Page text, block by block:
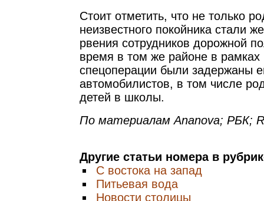
Стоит отметить, что не только
неизвестного покойника стали
рвения сотрудников дорожной
время в том же районе в
спецоперации были задержаны
автомобилистов, в том числе
детей в школы.
По материалам Ananova; РБК;
Другие статьи номера в
С востока на запад
Питьевая вода
Новости столицы